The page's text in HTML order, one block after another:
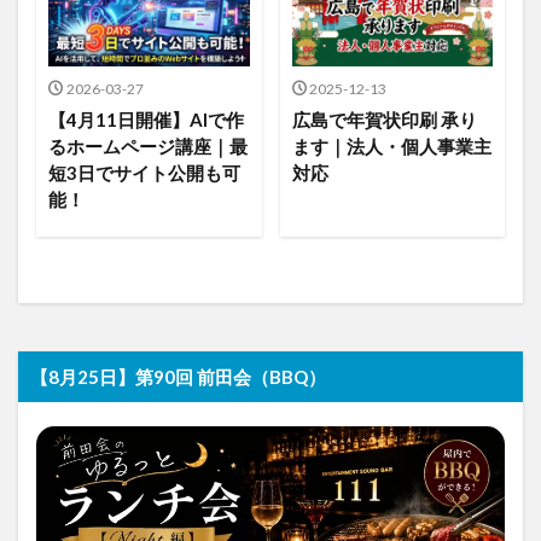
2026-03-27
【4月11日開催】AIで作
るホームページ講座｜最
短3日でサイト公開も可
能！
2025-12-13
広島で年賀状印刷 承り
ます｜法人・個人事業主
対応
【8月25日】第90回 前田会（BBQ）